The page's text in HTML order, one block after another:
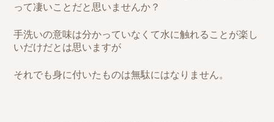
って凄いことだと思いませんか？
手洗いの意味は分かっていなくて水に触れることが楽し
いだけだとは思いますが
それでも身に付いたものは無駄にはなりません。